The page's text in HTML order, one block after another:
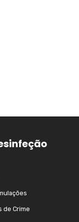
de Crime